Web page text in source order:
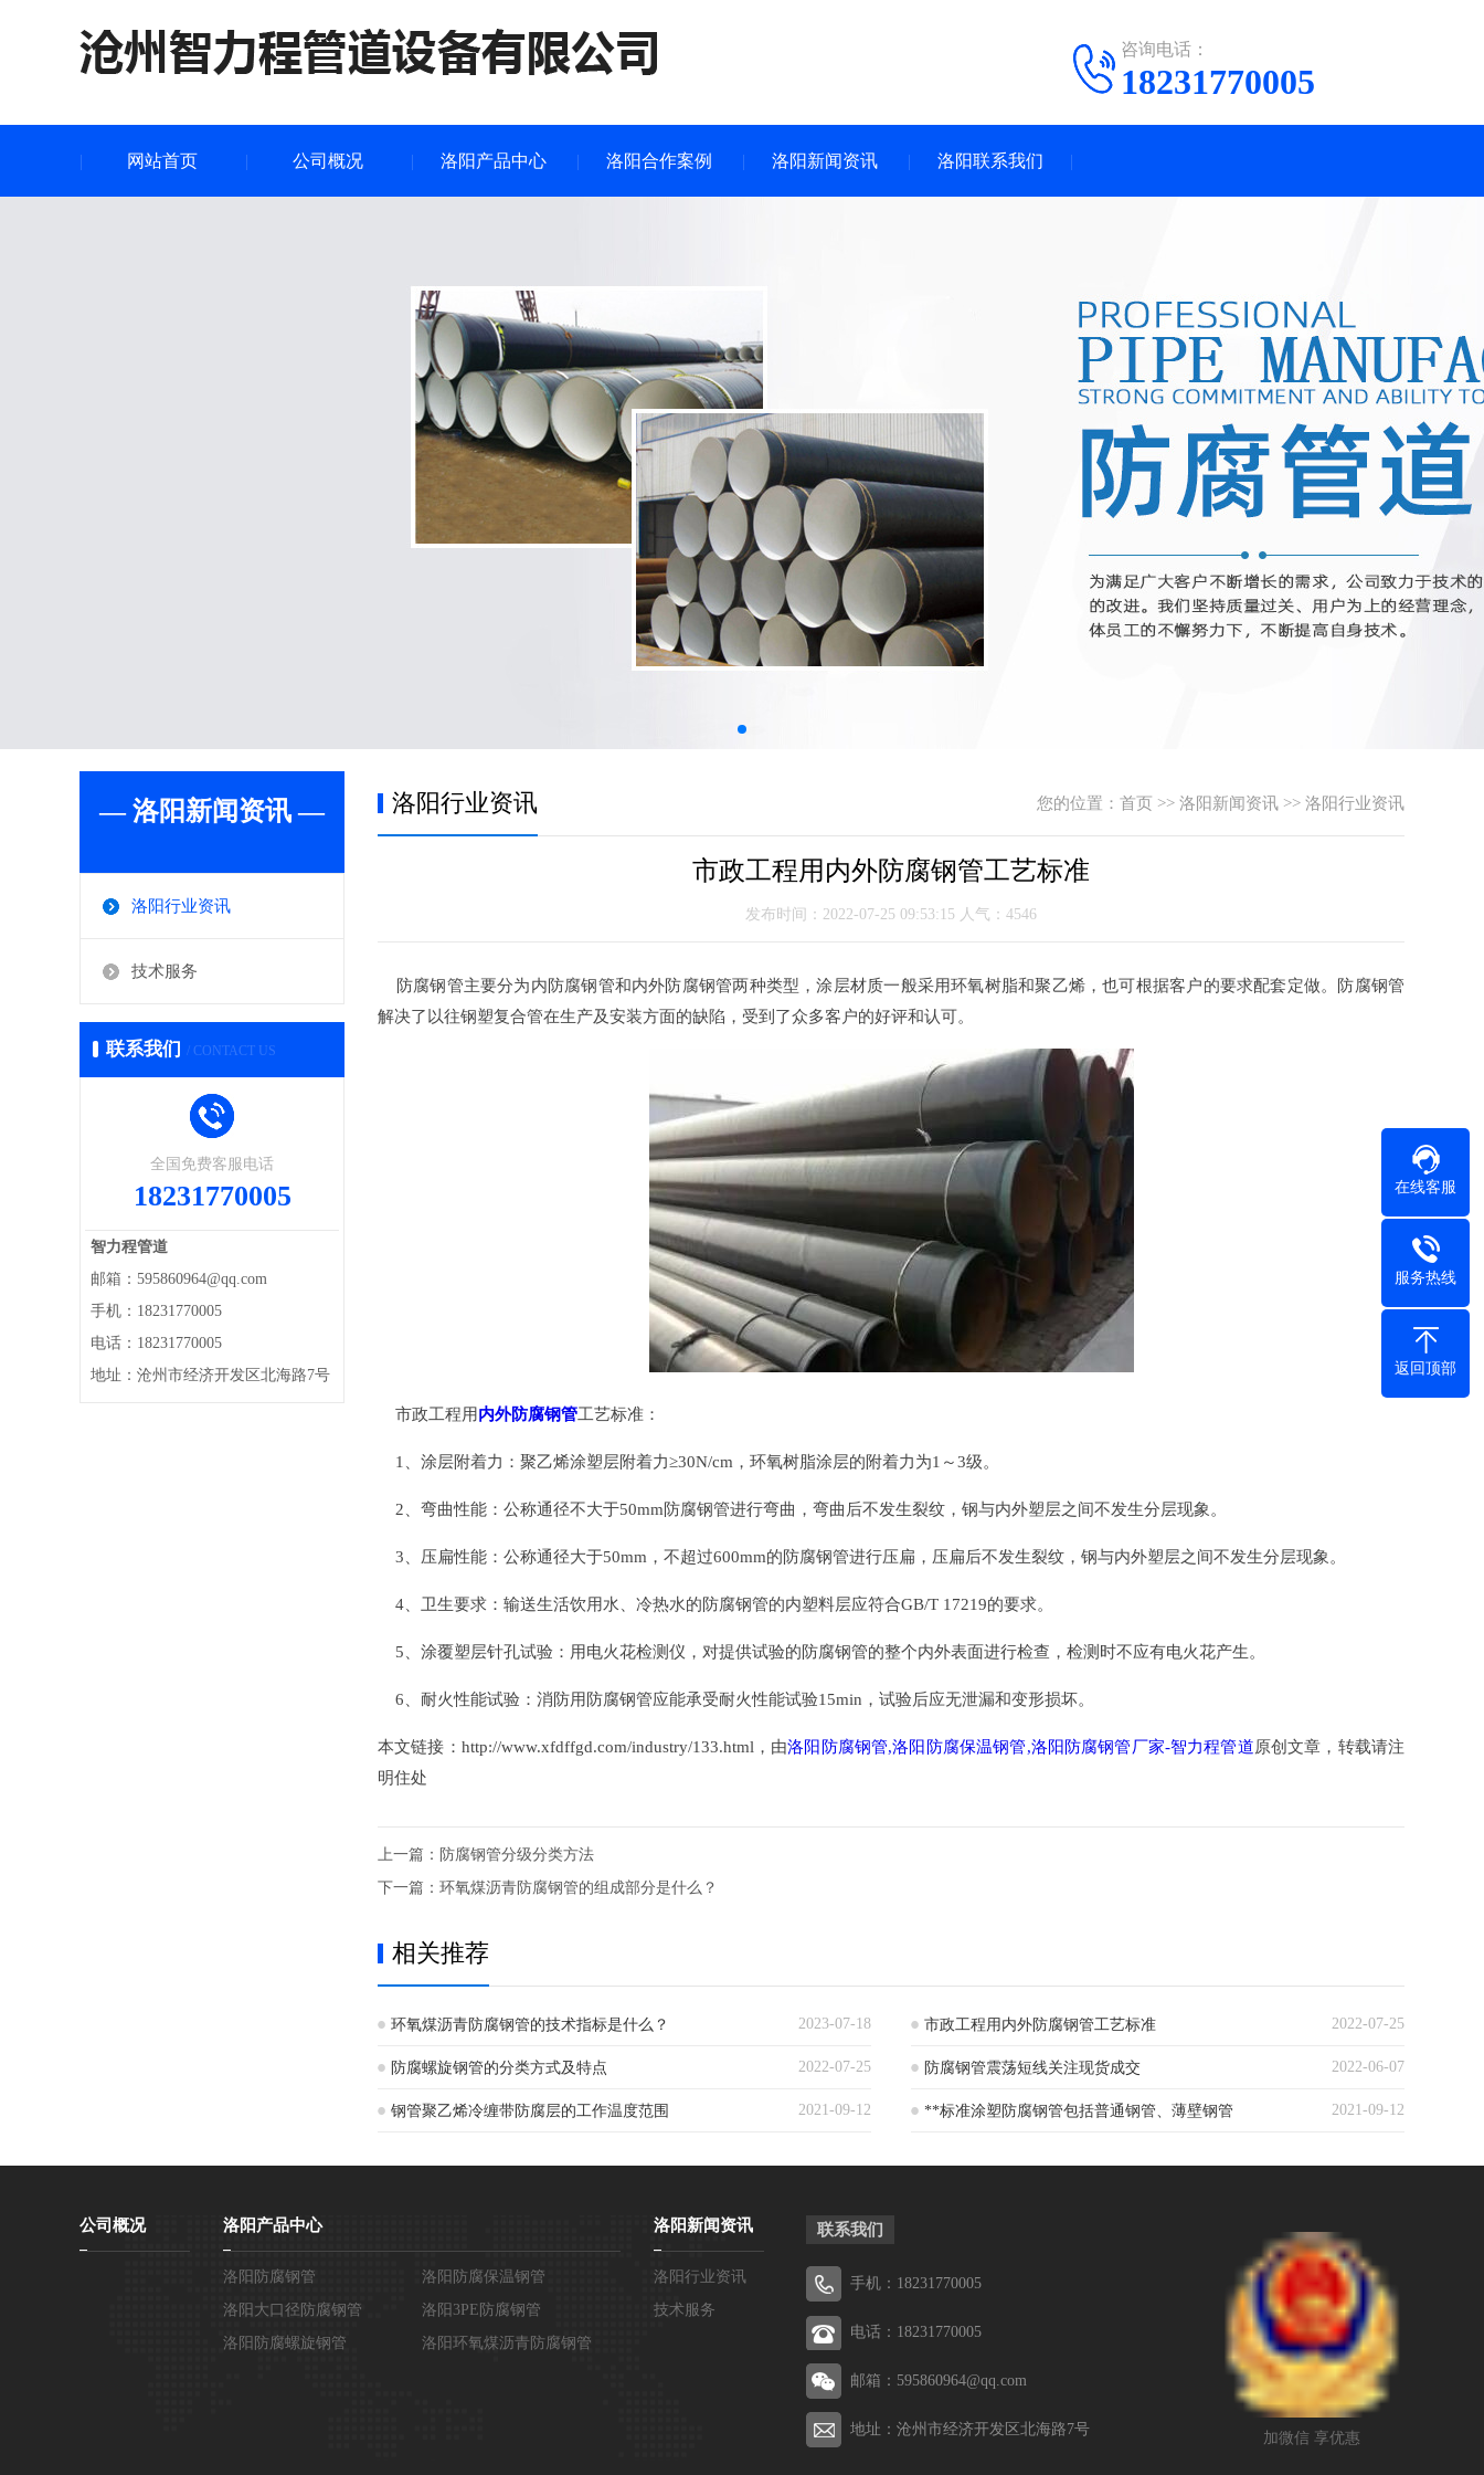
咨询电话：
18231770005
网站首页 公司概况 洛阳产品中心 洛阳合作案例 洛阳新闻资讯 洛阳联系我们
— 洛阳新闻资讯 —
洛阳行业资讯
技术服务
联系我们 / CONTACT US
全国免费客服电话
18231770005
智力程管道
邮箱：595860964@qq.com
手机：18231770005
电话：18231770005
地址：沧州市经济开发区北海路7号
您的位置： 首页 >> 洛阳新闻资讯 >> 洛阳行业资讯
洛阳行业资讯
市政工程用内外防腐钢管工艺标准
发布时间：2022-07-25 09:53:15 人气：4546
防腐钢管主要分为内防腐钢管和内外防腐钢管两种类型，涂层材质一般采用环氧树脂和聚乙烯，也可根据客户的要求配套定做。防腐钢管
解决了以往钢塑复合管在生产及安装方面的缺陷，受到了众多客户的好评和认可。
市政工程用内外防腐钢管工艺标准：
1、涂层附着力：聚乙烯涂塑层附着力≥30N/cm，环氧树脂涂层的附着力为1～3级。
2、弯曲性能：公称通径不大于50mm防腐钢管进行弯曲，弯曲后不发生裂纹，钢与内外塑层之间不发生分层现象。
3、压扁性能：公称通径大于50mm，不超过600mm的防腐钢管进行压扁，压扁后不发生裂纹，钢与内外塑层之间不发生分层现象。
4、卫生要求：输送生活饮用水、冷热水的防腐钢管的内塑料层应符合GB/T 17219的要求。
5、涂覆塑层针孔试验：用电火花检测仪，对提供试验的防腐钢管的整个内外表面进行检查，检测时不应有电火花产生。
6、耐火性能试验：消防用防腐钢管应能承受耐火性能试验15min，试验后应无泄漏和变形损坏。
本文链接：http://www.xfdffgd.com/industry/133.html，由洛阳防腐钢管,洛阳防腐保温钢管,洛阳防腐钢管厂家-智力程管道原创文章，转载请注
明住处
上一篇： 防腐钢管分级分类方法
下一篇： 环氧煤沥青防腐钢管的组成部分是什么？
相关推荐
2023-07-18
环氧煤沥青防腐钢管的技术指标是什么？ 2022-07-25
市政工程用内外防腐钢管工艺标准
2022-07-25
防腐螺旋钢管的分类方式及特点 2022-06-07
防腐钢管震荡短线关注现货成交
2021-09-12
钢管聚乙烯冷缠带防腐层的工作温度范围 2021-09-12
**标准涂塑防腐钢管包括普通钢管、薄壁钢管
公司概况 洛阳产品中心
洛阳防腐钢管
洛阳防腐保温钢管
洛阳大口径防腐钢管
洛阳3PE防腐钢管
洛阳防腐螺旋钢管
洛阳环氧煤沥青防腐钢管
洛阳新闻资讯
洛阳行业资讯
技术服务
加微信 享优惠
联系我们
手机：18231770005
电话：18231770005
邮箱：595860964@qq.com
地址：沧州市经济开发区北海路7号
在线客服
服务热线
返回顶部